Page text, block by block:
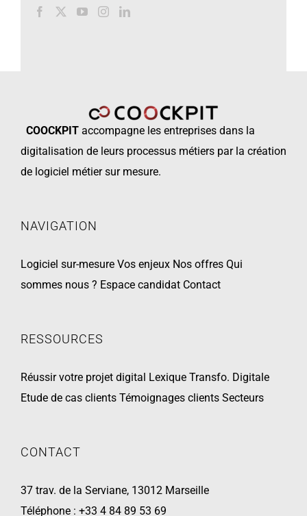
COOCKPIT accompagne les entreprises dans la
digitalisation de leurs processus métiers par la création
de logiciel métier sur mesure.
NAVIGATION
Logiciel sur-mesure Vos enjeux Nos offres Qui
sommes nous ? Espace candidat Contact
RESSOURCES
Réussir votre projet digital Lexique Transfo. Digitale
Etude de cas clients Témoignages clients Secteurs
CONTACT
37 trav. de la Serviane, 13012 Marseille
Téléphone : +33 4 84 89 53 69